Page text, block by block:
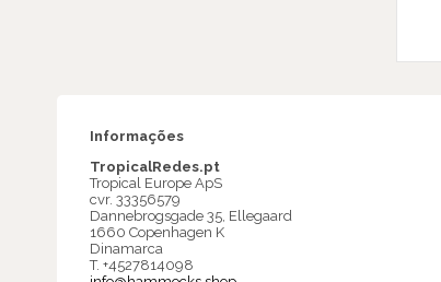
Informações
TropicalRedes.pt
Tropical Europe ApS
cvr. 33356579
Dannebrogsgade 35, Ellegaard
1660 Copenhagen K
Dinamarca
T. +4527814098